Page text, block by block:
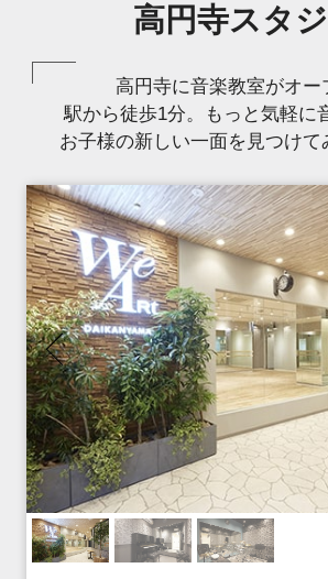
高円寺スタ
高円寺に音楽教室がオー
駅から徒歩1分。もっと気軽に
お子様の新しい一面を見つけて